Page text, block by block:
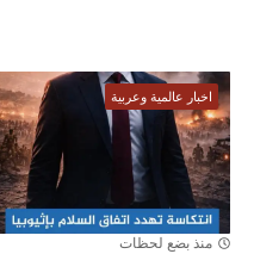
اخبار عالمية وعربية
منذ بضع لحظات